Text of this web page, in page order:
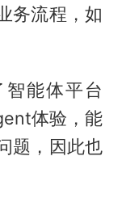
务流程，如
能体平台
体验，能
题，因此也